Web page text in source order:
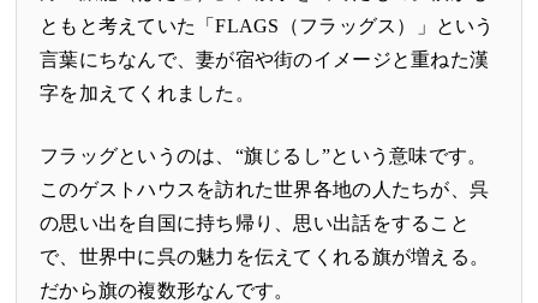
ともと考えていた「FLAGS（フラッグス）」という
言葉にちなんで、妻が宿や街のイメージと重ねた漢
字を加えてくれました。
フラッグというのは、“旗じるし”という意味です。
このゲストハウスを訪れた世界各地の人たちが、呉
の思い出を自国に持ち帰り、思い出話をすること
で、世界中に呉の魅力を伝えてくれる旗が増える。
だから旗の複数形なんです。